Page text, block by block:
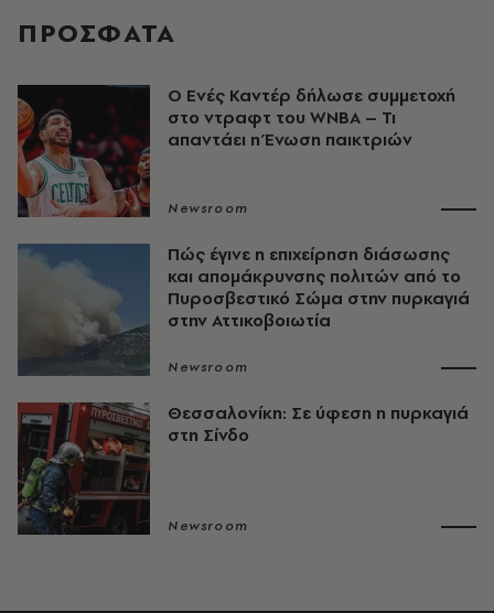
ΠΡΟΣΦΑΤΑ
Ο Ενές Καντέρ δήλωσε συμμετοχή
στο ντραφτ του WNBA – Τι
απαντάει η Ένωση παικτριών
Newsroom
Πώς έγινε η επιχείρηση διάσωσης
και απομάκρυνσης πολιτών από το
Πυροσβεστικό Σώμα στην πυρκαγιά
στην Αττικοβοιωτία
Newsroom
Θεσσαλονίκη: Σε ύφεση η πυρκαγιά
στη Σίνδο
Newsroom